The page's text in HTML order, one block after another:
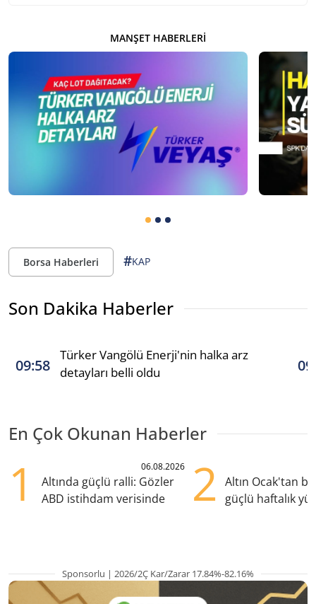
MANŞET HABERLERI
Borsa Haberleri #KAP
Son Dakika Haberler
09:58
Türker Vangölü Enerji'nin halka arz
detayları belli oldu
En Çok Okunan Haberler
1 06.08.2026
Altında güçlü ralli: Gözler
ABD istihdam verisinde
2
Altın Ocak'tan
güçlü haftalık
Sponsorlu | 2026/2Ç Kar/Zarar 17.84%-82.16%